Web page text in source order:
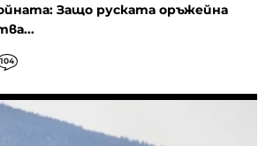
Защо руската оръжейна
104